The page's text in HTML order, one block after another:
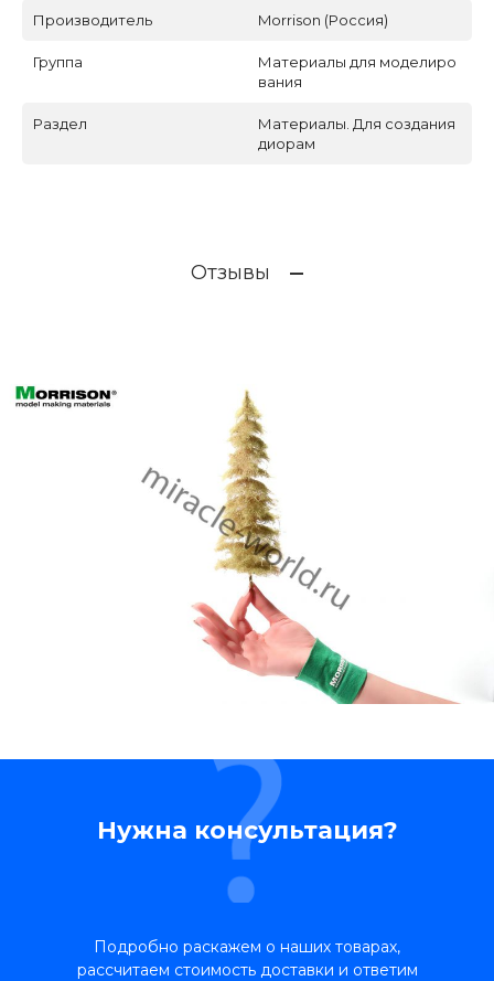
Производитель Morrison (Россия)
Группа
Материалы для моделиро
вания
Раздел
Материалы. Для создания
диорам
Отзывы
Нужна консультация?
Подробно раскажем о наших товарах,
рассчитаем стоимость доставки и ответим